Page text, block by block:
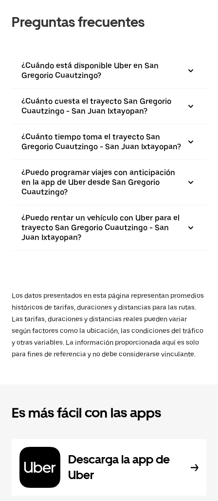
Preguntas frecuentes
¿Cuándo está disponible Uber en San
Gregorio Cuautzingo?
¿Cuánto cuesta el trayecto San Gregorio
Cuautzingo - San Juan Ixtayopan?
¿Cuánto tiempo toma el trayecto San
Gregorio Cuautzingo - San Juan Ixtayopan?
¿Puedo programar viajes con anticipación
en la app de Uber desde San Gregorio
Cuautzingo?
¿Puedo rentar un vehículo con Uber para el
trayecto San Gregorio Cuautzingo - San
Juan Ixtayopan?
Los datos presentados en esta página representan promedios
históricos de tarifas, duraciones y distancias para las rutas.
Las tarifas, duraciones y distancias reales pueden variar
según factores como la ubicación, las condiciones del tráfico
y otras variables. La información proporcionada aquí es solo
para fines de referencia y no debe considerarse vinculante.
Es más fácil con las apps
Descarga la app de
Uber